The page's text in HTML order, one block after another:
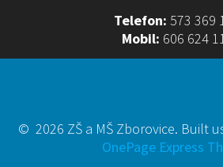
Telefon: 573 369
Mobil: 606 624
© 2026 ZŠ a MŠ Zborovice. Built
OnePage Express